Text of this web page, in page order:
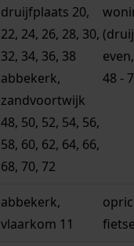
druijfplaats 20,
22, 24, 26, 28, 30,
32, 34, 36, 38
abbekerk,
zandvoortwijk
48, 50, 52, 54, 56,
58, 60, 62, 64, 66,
68, 70, 72
48 -
abbekerk,
vlaarkom 11